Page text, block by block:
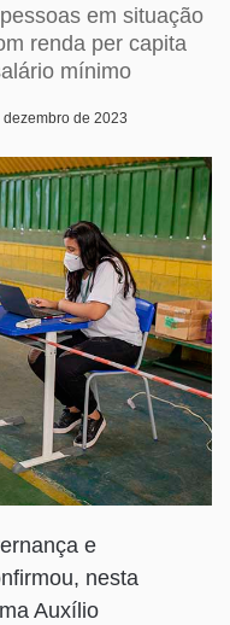
em situação
renda per capita
mínimo
dezembro de 2023
e
nesta
Auxílio